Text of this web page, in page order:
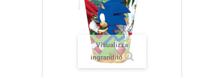
Visualizza
ingrandito